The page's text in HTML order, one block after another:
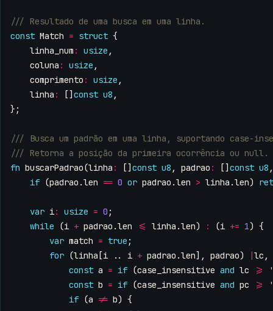
const Match = struct {
linha_num : usize ,
coluna : usize ,
comprimento : usize ,
linha : [] const u8 ,
};
fn buscarPadrao(linha : [] const u8 , padrao : [] const u8 ,
if (padrao .len == 0 or padrao .len > linha .len)
var i: usize = 0 ;
while
(i + padrao .len <= linha .len) : (i += 1) {
var match = true ;
for (linha [i .. i + padrao .len], padrao) |lc ,
const a = if (case_insensitive and lc >=
const b = if (case_insensitive and pc >=
if (a != b) {